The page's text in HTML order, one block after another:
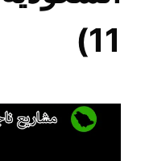
11)